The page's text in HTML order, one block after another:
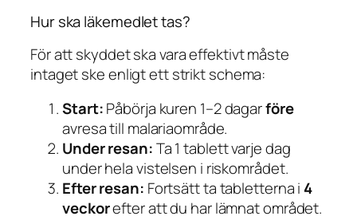
Hur ska läkemedlet tas?
För att skyddet ska vara effektivt måste
intaget ske enligt ett strikt schema:
Start:Påbörja kuren 1–2 dagarföre
avresa till malariaområde.
Under resan:Ta 1 tablett varje dag
under hela vistelsen i riskområdet.
Efter resan: Fortsätt ta tabletterna i 4
veckorefter att du har lämnat området.